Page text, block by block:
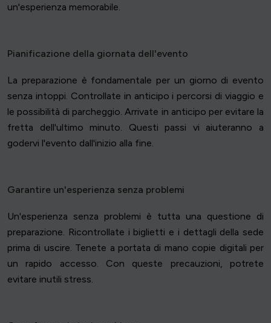
un'esperienza memorabile.
Pianificazione della giornata dell'evento
La preparazione è fondamentale per un giorno di evento
senza intoppi. Controllate in anticipo i percorsi di viaggio e
le possibilità di parcheggio. Arrivate in anticipo per evitare la
fretta dell'ultimo minuto. Questi passi vi aiuteranno a
godervi l'evento dall'inizio alla fine.
Garantire un'esperienza senza problemi
Un'esperienza senza problemi è tutta una questione di
preparazione. Ricontrollate i biglietti e i dettagli della sede
prima di uscire. Tenete a portata di mano copie digitali per
un rapido accesso. Con queste precauzioni, potrete
evitare inutili stress.